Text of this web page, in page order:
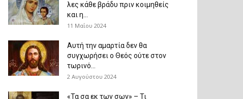
λες κάθε βράδυ πριν κοιμηθείς
και η...
11 Μαΐου 2024
Αυτή την αμαρτία δεν θα
συγχωρήσει ο Θεός ούτε στον
τωρινό...
2 Αυγούστου 2024
«Τα σα εκ των σων» – Τι